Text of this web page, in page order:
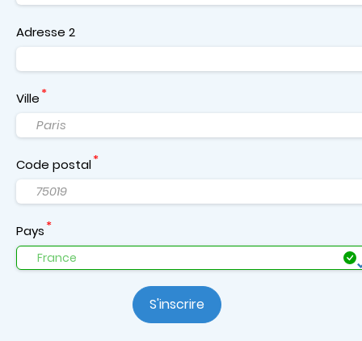
Ville
Code postal
Adresse 2
Pays
S'inscrire